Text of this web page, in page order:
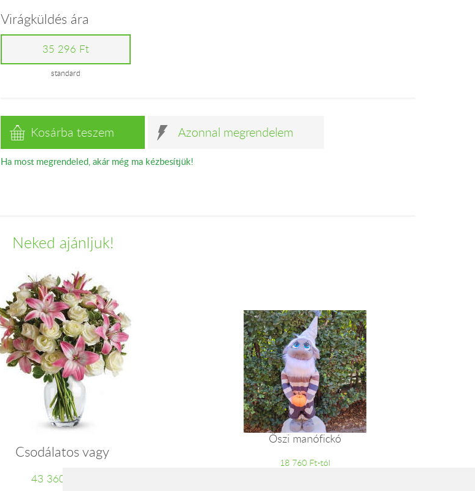
Virágküldés ára
35 296 Ft
standard
Kosárba teszem Azonnal megrendelem
Ha most megrendeled, akár még ma kézbesítjük!
Neked ajánljuk!
Csodálatos vagy
43 360 Ft-tól
Őszi manófickó
18 760 Ft-tól